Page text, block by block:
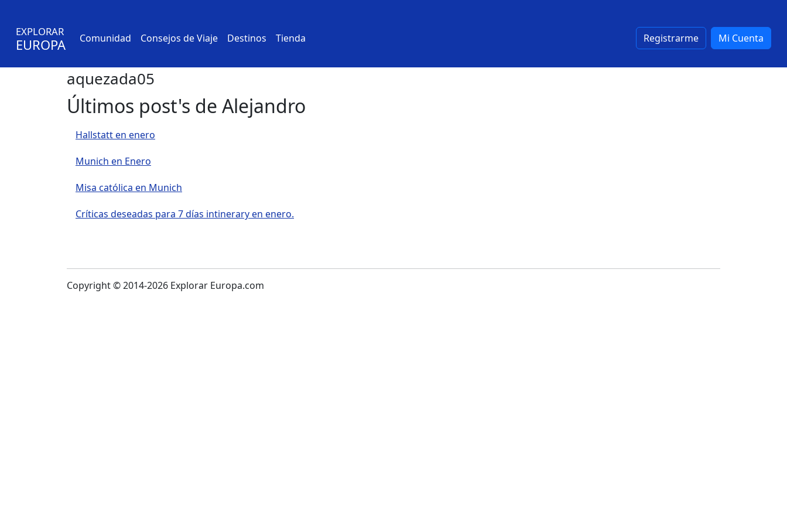
EXPLORAR
EUROPA Comunidad Consejos de Viaje Destinos Tienda Registrarme Mi Cuenta
aquezada05
Últimos post's de Alejandro
Hallstatt en enero
Munich en Enero
Misa católica en Munich
Críticas deseadas para 7 días intinerary en enero.
Copyright © 2014-2026 Explorar Europa.com